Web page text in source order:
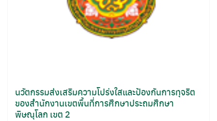
นวัตกรรมส่งเสริมความโปร่งใสและป้องกันการทุจริต
ของสำนักงานเขตพื้นที่การศึกษาประถมศึกษา
พิษณุโลก เขต 2